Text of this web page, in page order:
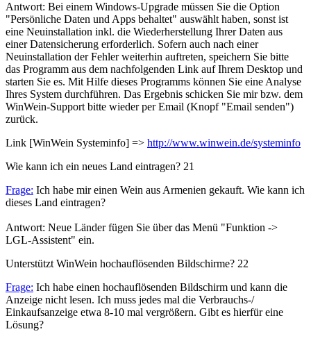
Antwort: Bei einem Windows-Upgrade müssen Sie die Option
"Persönliche Daten und Apps behaltet" auswählt haben, sonst ist
eine Neuinstallation inkl. die Wiederherstellung Ihrer Daten aus
einer Datensicherung erforderlich. Sofern auch nach einer
Neuinstallation der Fehler weiterhin auftreten, speichern Sie bitte
das Programm aus dem nachfolgenden Link auf Ihrem Desktop und
starten Sie es. Mit Hilfe dieses Programms können Sie eine Analyse
Ihres System durchführen. Das Ergebnis schicken Sie mir bzw. dem
WinWein-Support bitte wieder per Email (Knopf "Email senden")
zurück.
Link [WinWein Systeminfo] => http://www.winwein.de/systeminfo
Wie kann ich ein neues Land eintragen? 21
Frage: Ich habe mir einen Wein aus Armenien gekauft. Wie kann ich
dieses Land eintragen?
Antwort: Neue Länder fügen Sie über das Menü "Funktion ->
LGL-Assistent" ein.
Unterstützt WinWein hochauflösenden Bildschirme? 22
Frage: Ich habe einen hochauflösenden Bildschirm und kann die
Anzeige nicht lesen. Ich muss jedes mal die Verbrauchs-/
Einkaufsanzeige etwa 8-10 mal vergrößern. Gibt es hierfür eine
Lösung?